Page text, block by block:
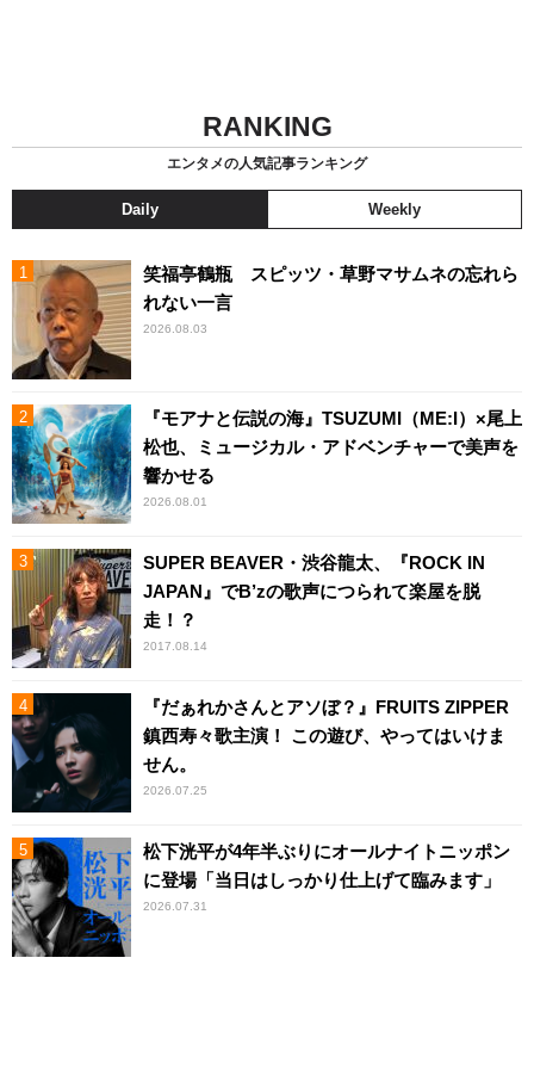
RANKING
エンタメの人気記事ランキング
Daily Weekly
笑福亭鶴瓶 スピッツ・草野マサムネの忘れら
れない一言
2026.08.03
『モアナと伝説の海』TSUZUMI（ME:I）×尾上
松也、ミュージカル・アドベンチャーで美声を
響かせる
2026.08.01
SUPER BEAVER・渋谷龍太、『ROCK IN
JAPAN』でB’zの歌声につられて楽屋を脱
走！？
2017.08.14
『だぁれかさんとアソぼ？』FRUITS ZIPPER
鎮西寿々歌主演！ この遊び、やってはいけま
せん。
2026.07.25
松下洸平が4年半ぶりにオールナイトニッポン
に登場「当日はしっかり仕上げて臨みます」
2026.07.31